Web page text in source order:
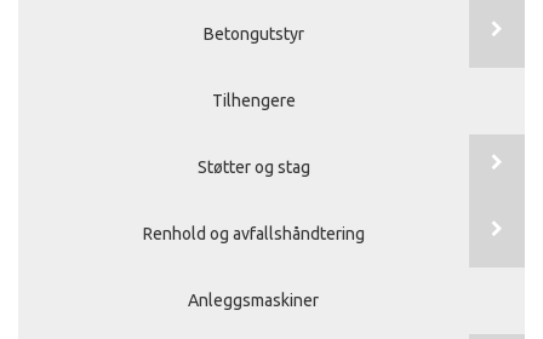
Betongutstyr
Tilhengere
Støtter og stag
Renhold og avfallshåndtering
Anleggsmaskiner